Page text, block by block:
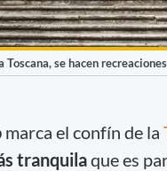
se hacen
marca el confín de la
tranquilaque es